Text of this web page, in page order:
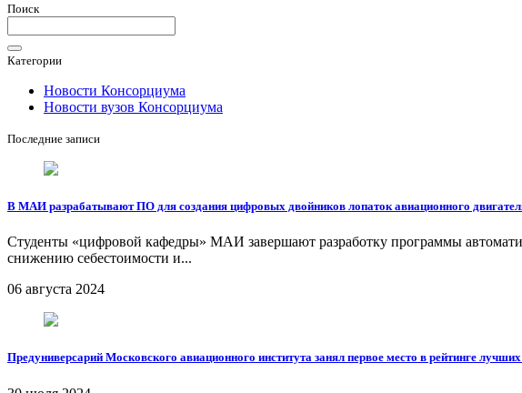
Поиск
Категории
Новости Консорциума
Новости вузов Консорциума
Последние записи
В МАИ разрабатывают ПО для создания цифровых двойников лопаток авиационного
Студенты «цифровой кафедры» МАИ завершают разработку программы
снижению себестоимости и...
06 августа 2024
Предуниверсарий Московского авиационного института занял первое место в рейтинге